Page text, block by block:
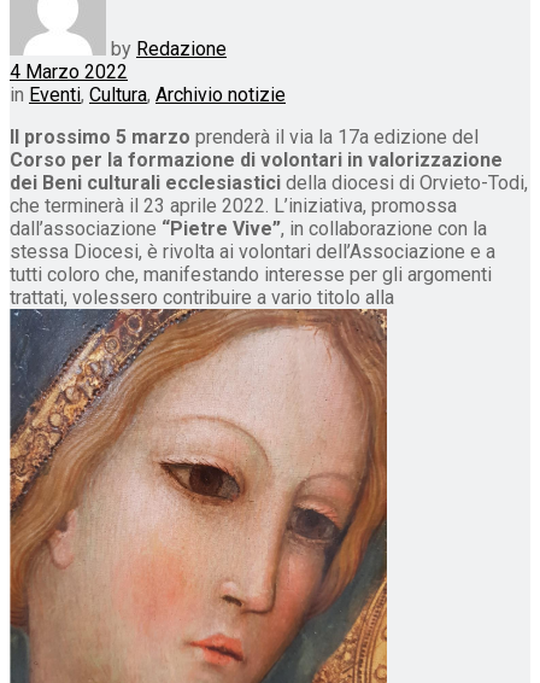
by Redazione
4 Marzo 2022
in Eventi, Cultura, Archivio notizie
Il prossimo 5 marzo prenderà il via la 17a edizione del
Corso per la formazione di volontari in valorizzazione
dei Beni culturali ecclesiastici della diocesi di Orvieto-Todi,
che terminerà il 23 aprile 2022. L’iniziativa, promossa
dall’associazione “Pietre Vive”, in collaborazione con la
stessa Diocesi, è rivolta ai volontari dell’Associazione e a
tutti coloro che, manifestando interesse per gli argomenti
trattati, volessero contribuire a vario titolo alla